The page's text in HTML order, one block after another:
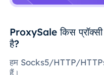
ProxySale किस प्रॉक्सी
है?
हम Socks5/HTTP/HTTPs